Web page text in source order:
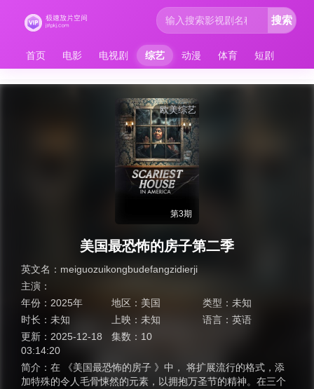
首页 电影 电视剧 综艺 动漫 体育 短剧
搜索
欧美综艺
第3期
美国最恐怖的房子第二季
英文名： meiguozuikongbudefangzidierji
主演：
年份： 2025年 地区： 美国 类型： 未知
时长： 未知 上映：未知 语言： 英语
更新： 2025-12-18
03:14:20
集数： 10
简介： 在 《美国最恐怖的房子 》中， 将扩展流行的格式，添
加特殊的令人毛骨悚然的元素，以拥抱万圣节的精神。在三个